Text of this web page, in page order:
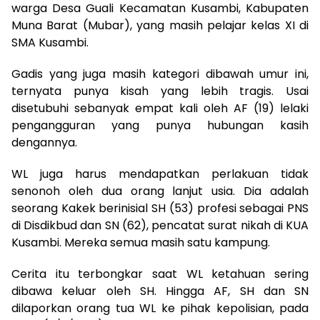
warga Desa Guali Kecamatan Kusambi, Kabupaten
Muna Barat (Mubar), yang masih pelajar kelas XI di
SMA Kusambi.
Gadis yang juga masih kategori dibawah umur ini,
ternyata punya kisah yang lebih tragis. Usai
disetubuhi sebanyak empat kali oleh AF (19) lelaki
pengangguran yang punya hubungan kasih
dengannya.
WL juga harus mendapatkan perlakuan tidak
senonoh oleh dua orang lanjut usia. Dia adalah
seorang Kakek berinisial SH (53) profesi sebagai PNS
di Disdikbud dan SN (62), pencatat surat nikah di KUA
Kusambi. Mereka semua masih satu kampung.
Cerita itu terbongkar saat WL ketahuan sering
dibawa keluar oleh SH. Hingga AF, SH dan SN
dilaporkan orang tua WL ke pihak kepolisian, pada